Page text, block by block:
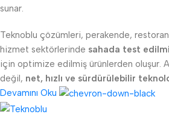
sunar.
Teknoblu çözümleri, perakende,
hizmet sektörlerinde sahada test
için optimize edilmiş ürünlerden oluşur.
değil, net, hızlı ve sürdürülebilir
Devamını Oku